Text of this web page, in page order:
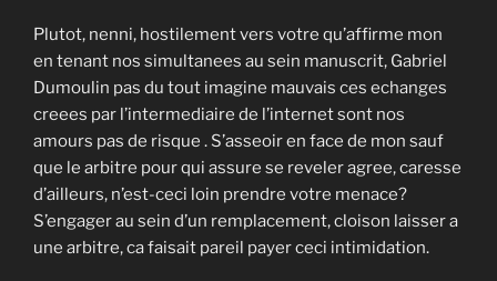
Plutot, nenni, hostilement vers votre qu’affirme mon
en tenant nos simultanees au sein manuscrit, Gabriel
Dumoulin pas du tout imagine mauvais ces echanges
creees par l’intermediaire de l’internet sont nos
amours pas de risque . S’asseoir en face de mon sauf
que le arbitre pour qui assure se reveler agree, caresse
d’ailleurs, n’est-ceci loin prendre votre menace?
S’engager au sein d’un remplacement, cloison laisser a
une arbitre, ca faisait pareil payer ceci intimidation.